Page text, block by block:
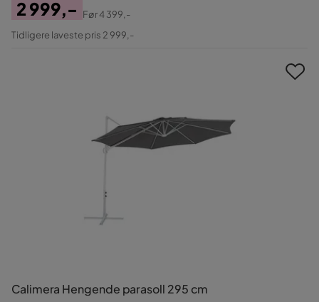
Pris
2 999,-
Original
Før4 399,-
Tidligere laveste pris 2 999,-
Calimera Hengende parasoll 295 cm